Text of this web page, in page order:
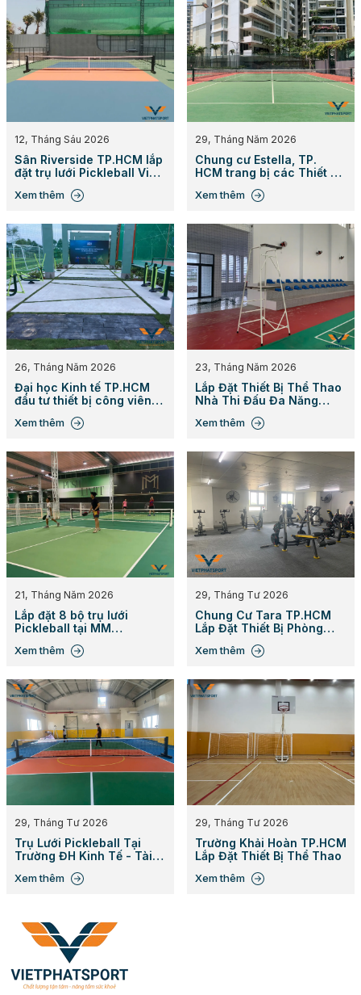
12, Tháng Sáu 2026
Sân Riverside TP.HCM lắp
đặt trụ lưới Pickleball Việt
Xem thêm
29, Tháng Năm 2026
Chung cư Estella, TP.
HCM trang bị các Thiết bị
Xem thêm
26, Tháng Năm 2026
Đại học Kinh tế TP.HCM
đầu tư thiết bị công viên
Xem thêm
23, Tháng Năm 2026
Lắp Đặt Thiết Bị Thể Thao
Nhà Thi Đấu Đa Năng
Xem thêm
21, Tháng Năm 2026
Lắp đặt 8 bộ trụ lưới
Pickleball tại MM
Xem thêm
29, Tháng Tư 2026
Chung Cư Tara TP.HCM
Lắp Đặt Thiết Bị Phòng
Xem thêm
29, Tháng Tư 2026
Trụ Lưới Pickleball Tại
Trường ĐH Kinh Tế - Tài
Xem thêm
29, Tháng Tư 2026
Trường Khải Hoàn TP.HCM
Lắp Đặt Thiết Bị Thể Thao
Xem thêm